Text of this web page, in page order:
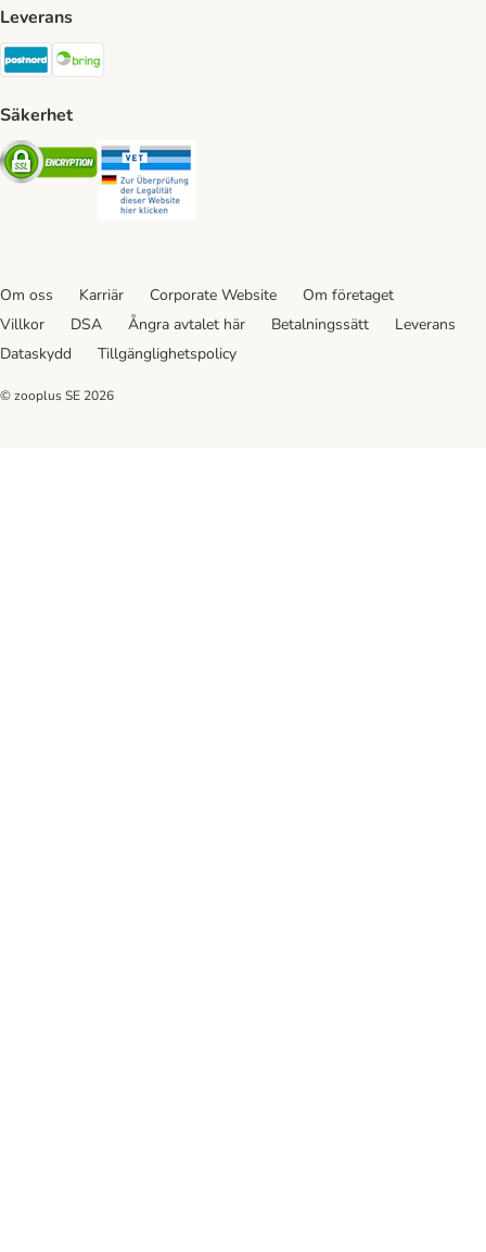
Leverans
Postnord Shipping Method
Säkerhet
Security
Om oss Karriär Corporate Website
Om företaget
Villkor
DSA Ångra avtalet här Betalningssätt
Leverans
Dataskydd
Tillgänglighetspolicy
© zooplus SE 2026